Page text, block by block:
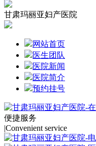
甘肃玛丽亚妇产医院
网站首页
医生团队
医院新闻
医院简介
预约挂号
便捷服务
|Convenient service